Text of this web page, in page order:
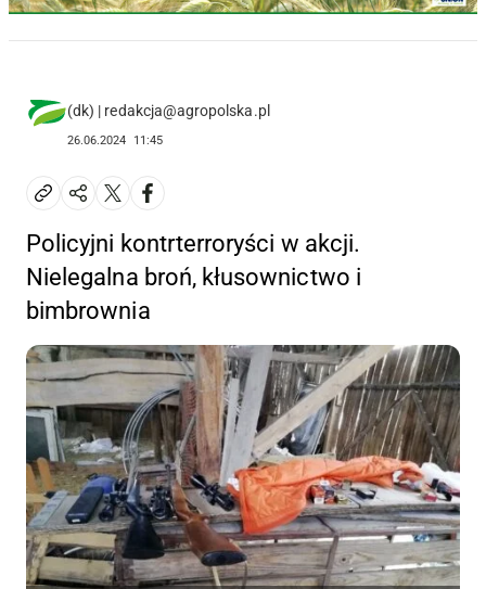
(dk) | redakcja@agropolska.pl
26.06.2024 11:45
Policyjni kontrterroryści w akcji.
Nielegalna broń, kłusownictwo i
bimbrownia